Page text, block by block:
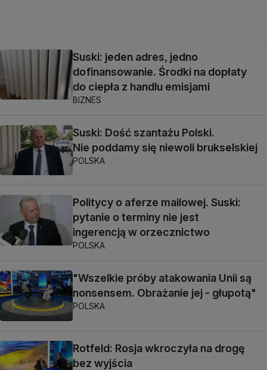
Suski: jeden adres, jedno
dofinansowanie. Środki na dopłaty
do ciepła z handlu emisjami
BIZNES
Suski: Dość szantażu Polski.
Nie poddamy się niewoli brukselskiej
POLSKA
Politycy o aferze mailowej. Suski:
pytanie o terminy nie jest
ingerencją w orzecznictwo
POLSKA
"Wszelkie próby atakowania Unii są
nonsensem. Obrażanie jej - głupotą"
POLSKA
Rotfeld: Rosja wkroczyła na drogę
bez wyjścia